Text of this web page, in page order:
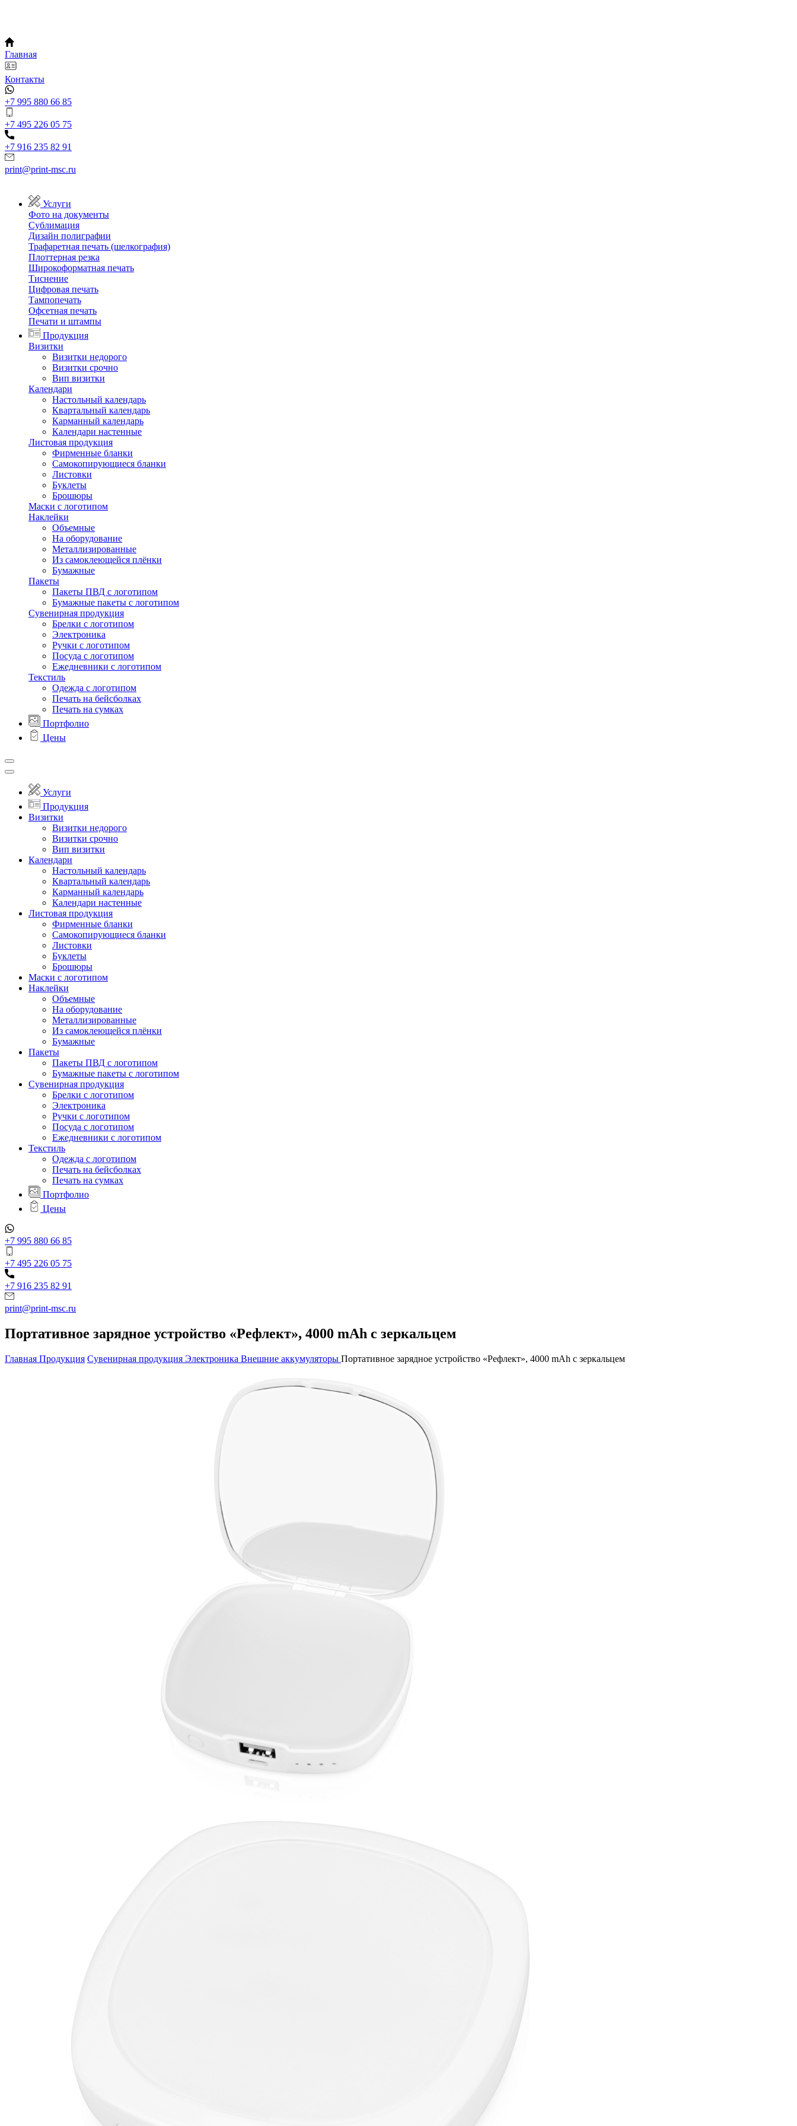
Главная
Контакты
+7 995 880 66 85
+7 495 226 05 75
+7 916 235 82 91
print@print-msc.ru
Услуги
Фото на документы
Сублимация
Дизайн полиграфии
Трафаретная печать (шелкография)
Плоттерная резка
Широкоформатная печать
Тиснение
Цифровая печать
Тампопечать
Офсетная печать
Печати и штампы
Продукция
Визитки
Визитки недорого
Визитки срочно
Вип визитки
Календари
Настольный календарь
Квартальный календарь
Карманный календарь
Календари настенные
Листовая продукция
Фирменные бланки
Самокопирующиеся бланки
Листовки
Буклеты
Брошюры
Маски с логотипом
Наклейки
Объемные
На оборудование
Металлизированные
Из самоклеющейся плёнки
Бумажные
Пакеты
Пакеты ПВД с логотипом
Бумажные пакеты с логотипом
Сувенирная продукция
Брелки с логотипом
Электроника
Ручки с логотипом
Посуда с логотипом
Ежедневники с логотипом
Текстиль
Одежда с логотипом
Печать на бейсболках
Печать на сумках
Портфолио
Цены
Услуги
Продукция
Визитки
Визитки недорого
Визитки срочно
Вип визитки
Календари
Настольный календарь
Квартальный календарь
Карманный календарь
Календари настенные
Листовая продукция
Фирменные бланки
Самокопирующиеся бланки
Листовки
Буклеты
Брошюры
Маски с логотипом
Наклейки
Объемные
На оборудование
Металлизированные
Из самоклеющейся плёнки
Бумажные
Пакеты
Пакеты ПВД с логотипом
Бумажные пакеты с логотипом
Сувенирная продукция
Брелки с логотипом
Электроника
Ручки с логотипом
Посуда с логотипом
Ежедневники с логотипом
Текстиль
Одежда с логотипом
Печать на бейсболках
Печать на сумках
Портфолио
Цены
+7 995 880 66 85
+7 495 226 05 75
+7 916 235 82 91
print@print-msc.ru
Портативное зарядное устройство «Рефлект», 4000 mAh с зеркальцем
Главная Продукция Сувенирная продукция Электроника Внешние аккумуляторы Портативное зарядное устройство «Рефлект», 4000 mAh с зеркальцем